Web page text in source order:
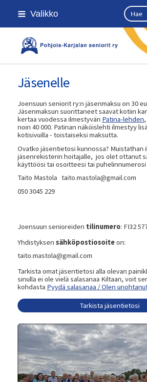
Siirry
sivun
Valikko
Kansallinen
Jäsenelle
Joensuun seniorit ry:n jäsenmaksu on 30
Jäsenmaksun suorittaneet saavat kotiin
kertaa vuodessa ilmestyvän Patina-lehden
noin 40 000. Patinan näköislehti ilmestyy
kotisivuilla - toistaiseksi maksutta.
Ovatko jäsentietosi kunnossa? Muistathan
jäsenrekisterin hoitajalle, jos olet ottanut
käyttöösi tai osoitteesi tai
Taito Mastola taito.mastola@gmail.com
050 3045 229
Joensuun senioreiden tilinumero: FI32
Yhdistyksen sähköpostiosoiteon:
taito.mastola@gmail.com
Tarkista omat jäsentietosi alla olevan
sinulla ei ole vielä salasanaa Kiltaan, voit
kohdasta Pyydä salasanaa / Olen
Tarkista jäsentietosi